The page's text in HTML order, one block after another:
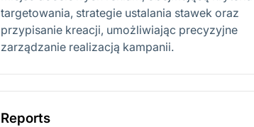
targetowania, strategie ustalania stawek oraz
przypisanie kreacji, umożliwiając precyzyjne
zarządzanie realizacją kampanii.
Reports